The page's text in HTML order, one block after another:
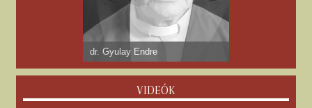
dr. Gyulay Endre
VIDEÓK